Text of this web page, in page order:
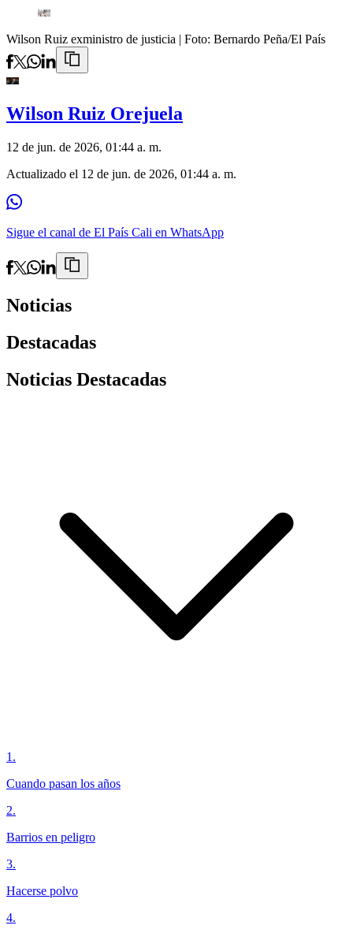
Wilson Ruiz exministro de justicia | Foto: Bernardo Peña/El País
Wilson Ruiz Orejuela
12 de jun. de 2026, 01:44 a. m.
Actualizado el 12 de jun. de 2026, 01:44 a. m.
Sigue el canal de El País Cali en WhatsApp
Noticias
Destacadas
Noticias Destacadas
1 .
Cuando pasan los años
2.
Barrios en peligro
3.
Hacerse polvo
4.